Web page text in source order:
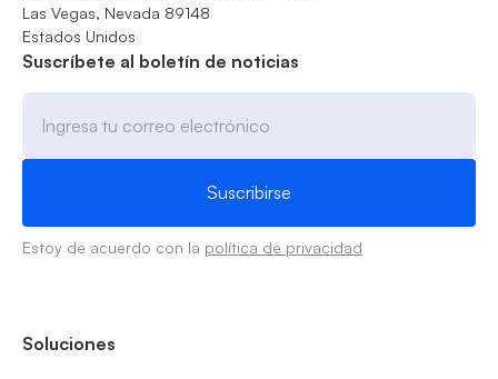
Las Vegas, Nevada 89148
Estados Unidos
Suscríbete al boletín de noticias
Estoy de acuerdo con la política de privacidad
Soluciones